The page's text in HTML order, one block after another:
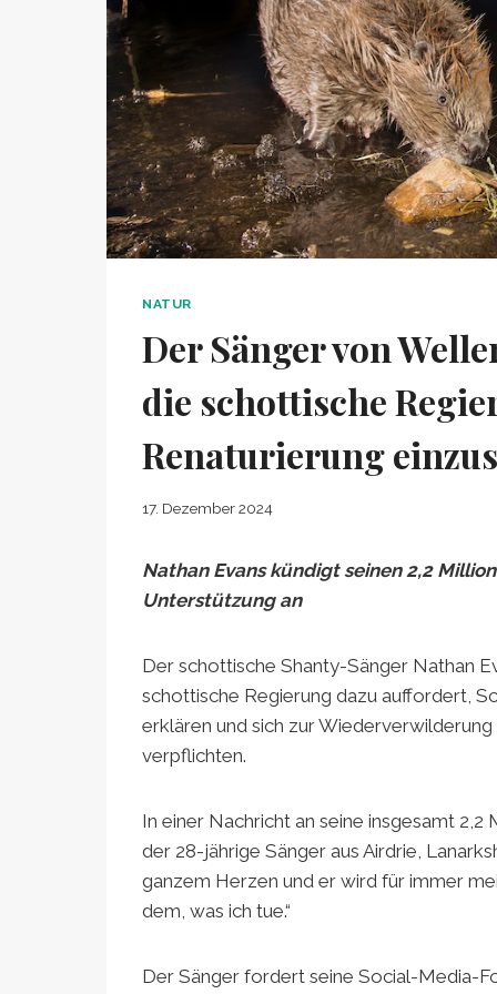
NATUR
Der Sänger von
die schottische
Renaturierung
17. Dezember 2024
Nathan Evans kündigt seinen 2,2
Unterstützung an
Der schottische Shanty-Sänger Nathan
schottische Regierung dazu auffordert,
erklären und sich zur
verpflichten.
In einer Nachricht an seine insgesamt
der 28-jährige Sänger aus Airdrie,
ganzem Herzen und er wird für immer
dem, was ich tue.“
Der Sänger fordert seine Social-Media-